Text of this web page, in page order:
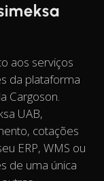
aos serviços
da plataforma
Cargoson.
UAB,
cotações
ERP, WMS ou
de uma única